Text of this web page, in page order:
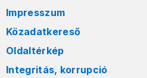
Impresszum
Közadatkereső
Oldaltérkép
Integritás, korrupció